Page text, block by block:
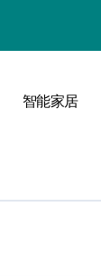
智能家居